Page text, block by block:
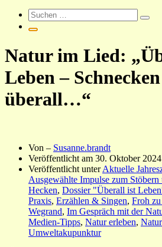
Natur im Lied:
Leben –
überall…“
Von – Susanne.brandt
Veröffentlicht am 30. Oktober 2024
Veröffentlicht unterAktuelle
Ausgewählte Impulse zum Stöbern
Hecken, Dossier "Überall ist
Praxis, Erzählen & Singen, Froh
Wegrand, Im Gespräch mit der
Medien-Tipps, Natur erleben,
Umweltakupunktur